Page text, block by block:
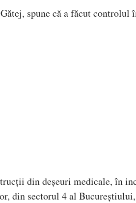
spune că a făcut controlul
din deșeuri medicale, în
din sectorul 4 al